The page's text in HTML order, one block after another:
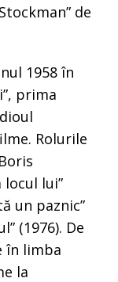
de
1958 în
prima
Rolurile
locul lui”
un paznic”
(1976). De
în limba
la